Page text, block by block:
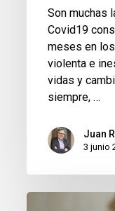
Son muchas
Covid19
meses en
violenta e
vidas y
siempre, …
Juan
3 junio